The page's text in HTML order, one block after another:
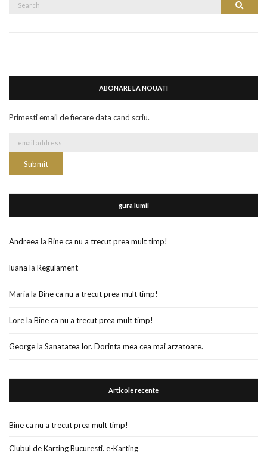
Search
ABONARE LA NOUATI
Primesti email de fiecare data cand scriu.
gura lumii
Andreea la Bine ca nu a trecut prea mult timp!
luana la Regulament
Maria la Bine ca nu a trecut prea mult timp!
Lorela Bine ca nu a trecut prea mult timp!
Georgela Sanatatea lor. Dorinta mea cea mai arzatoare.
Articole recente
Bine ca nu a trecut prea mult timp!
Clubul de Karting Bucuresti. e-Karting